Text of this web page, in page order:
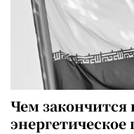
Чем закончится